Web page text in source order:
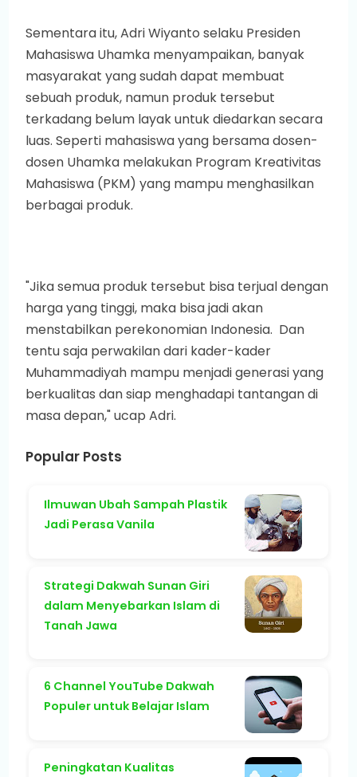
Sementara itu, Adri Wiyanto selaku Presiden
Mahasiswa Uhamka menyampaikan, banyak
masyarakat yang sudah dapat membuat
sebuah produk, namun produk tersebut
terkadang belum layak untuk diedarkan secara
luas. Seperti mahasiswa yang bersama dosen-
dosen Uhamka melakukan Program Kreativitas
Mahasiswa (PKM) yang mampu menghasilkan
berbagai produk.
"Jika semua produk tersebut bisa terjual dengan
harga yang tinggi, maka bisa jadi akan
menstabilkan perekonomian Indonesia. Dan
tentu saja perwakilan dari kader-kader
Muhammadiyah mampu menjadi generasi yang
berkualitas dan siap menghadapi tantangan di
masa depan," ucap Adri.
Popular Posts
Ilmuwan Ubah Sampah Plastik
Jadi Perasa Vanila
Strategi Dakwah Sunan Giri
dalam Menyebarkan Islam di
Tanah Jawa
6 Channel YouTube Dakwah
Populer untuk Belajar Islam
Peningkatan Kualitas